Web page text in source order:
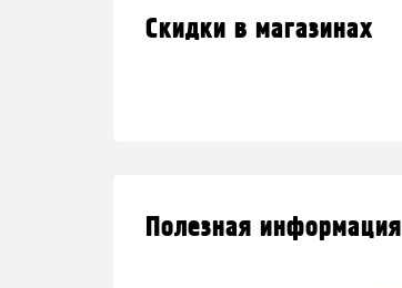
Скидки в магазинах
Полезная информация